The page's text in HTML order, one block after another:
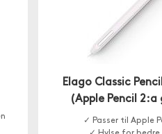
Elago Classic
(Apple Pencil 2:a
✓ Passer til Apple